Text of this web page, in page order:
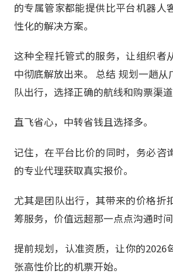
的专属管家都能提供比平台机器人
性化的解决方案。
这种全程托管式的服务，让组织者
中彻底解放出来。 总结 规划一趟从
队出行，选择正确的航线和购票渠道
直飞省心，中转省钱且选择多。
记住，在平台比价的同时，务必咨
的专业代理获取真实报价。
尤其是团队出行，其带来的价格折
筹服务，价值远超那一点点沟通时间
提前规划，认准资质，让你的2026
张高性价比的机票开始。